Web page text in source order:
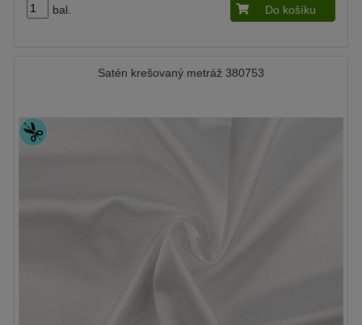
bal. Do košíku
Satén krešovaný metráž 380753